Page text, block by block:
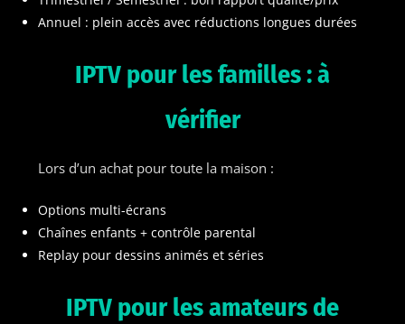
Annuel : plein accès avec réductions longues durées
IPTV pour les familles : à
vérifier
Lors d’un achat pour toute la maison :
Options multi-écrans
Chaînes enfants + contrôle parental
Replay pour dessins animés et séries
IPTV pour les amateurs de